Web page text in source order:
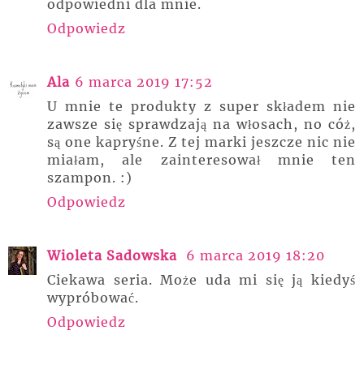
odpowiedni dla mnie.
Odpowiedz
Ala 6 marca 2019 17:52
U mnie te produkty z super składem nie
zawsze się sprawdzają na włosach, no cóż,
są one kapryśne. Z tej marki jeszcze nic nie
miałam, ale zainteresował mnie ten
szampon. :)
Odpowiedz
Wioleta Sadowska 6 marca 2019 18:20
Ciekawa seria. Może uda mi się ją kiedyś
wypróbować.
Odpowiedz